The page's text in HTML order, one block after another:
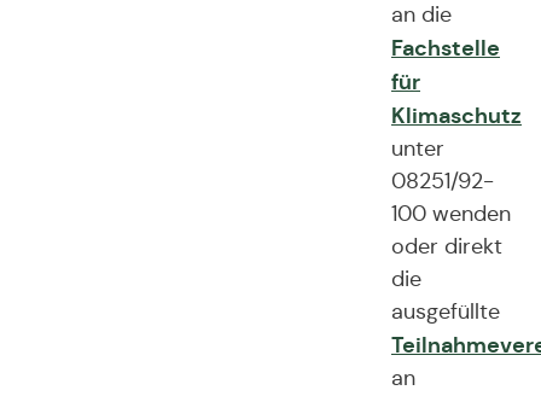
an die
Fachstelle
für
Klimaschutz
unter
08251/92-
100 wenden
oder direkt
die
ausgefüllte
an